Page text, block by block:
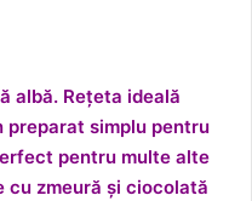
albă. Rețeta ideală
preparat simplu pentru
pentru multe alte
cu zmeură și ciocolată